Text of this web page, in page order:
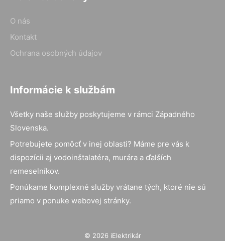
O nás
Kontakt
Ochrana osobných údajov
Informácie k službám
Všetky naše služby poskytujeme v rámci Západného
Slovenska.
Potrebujete pomôcť v inej oblasti? Máme pre vás k
dispozícii aj vodoinštalatéra, murára a ďalších
remeselníkov.
Ponúkame komplexné služby vrátane tých, ktoré nie sú
priamo v ponuke webovej stránky.
© 2026 iElektrikár